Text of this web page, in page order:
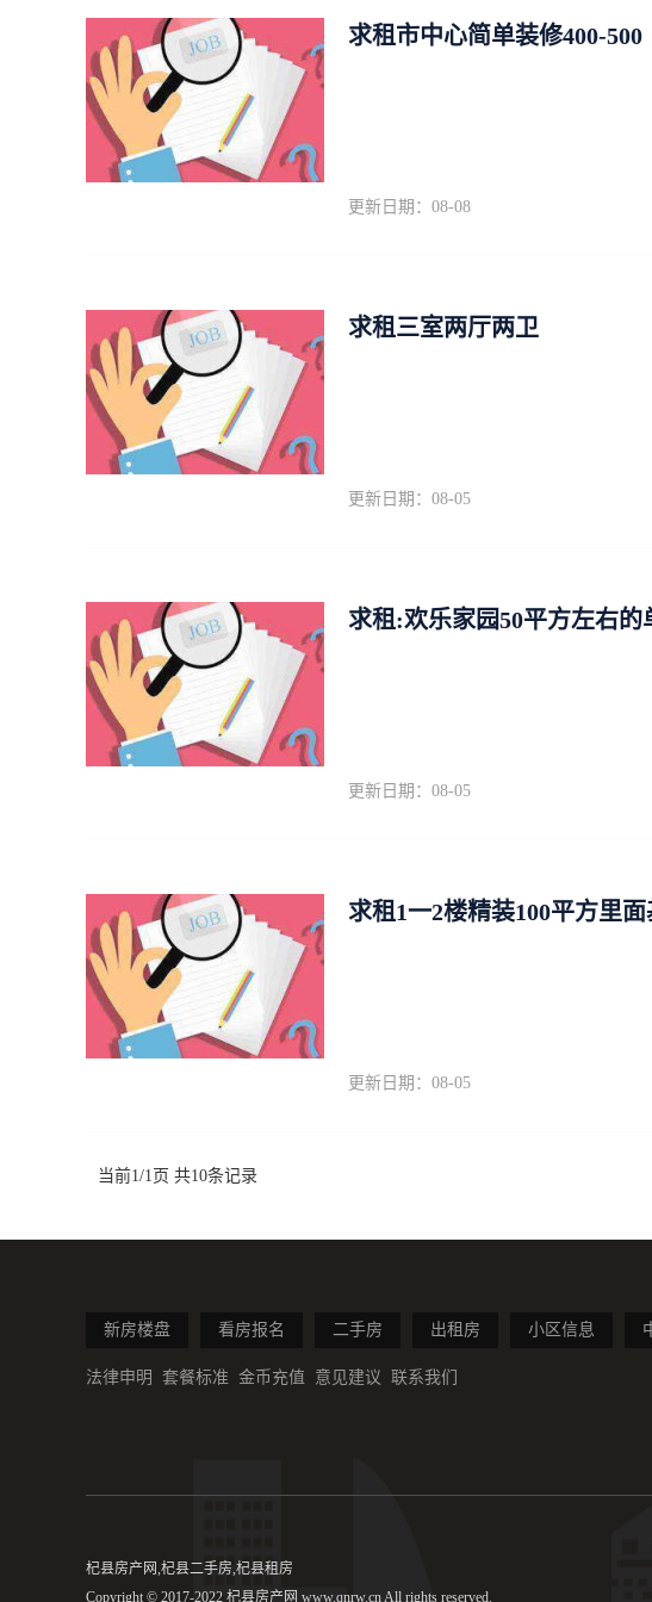
求租市中心简单装修400-500
更新日期：08-08
求租三室两厅两卫
更新日期：08-05
求租:欢乐家园50平方左右的
更新日期：08-05
求租1一2楼精装100平方里
更新日期：08-05
当前1/1页 共10条记录
新房楼盘 看房报名 二手房 出租房 小区信息
法律申明 套餐标准 金币充值 意见建议 联系我们
杞县房产网,杞县二手房,杞县租房
Copyright © 2017-2022 杞县房产网 www.qnrw.cn All rights reserved.